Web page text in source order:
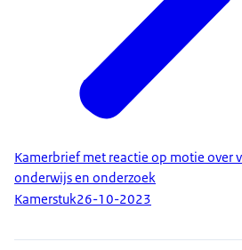
Kamerbrief met reactie op motie over
onderwijs en onderzoek
Kamerstuk26-10-2023